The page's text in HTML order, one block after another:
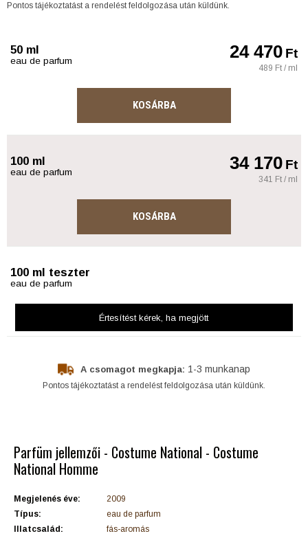
Pontos tájékoztatást a rendelést feldolgozása után küldünk.
50 ml
eau de parfum 24 470Ft
489 Ft / ml
KOSÁRBA
100 ml
eau de parfum 34 170Ft
341 Ft / ml
KOSÁRBA
100 ml teszter
eau de parfum
Értesítést kérek , ha megjött
A csomagot megkapja: 1-3 munkanap
Pontos tájékoztatást a rendelést feldolgozása után küldünk.
Parfüm jellemzői - Costume National - Costume
National Homme
Megjelenés éve:
2009
Típus:
eau de parfum
Illatcsalád:
fás-aromás